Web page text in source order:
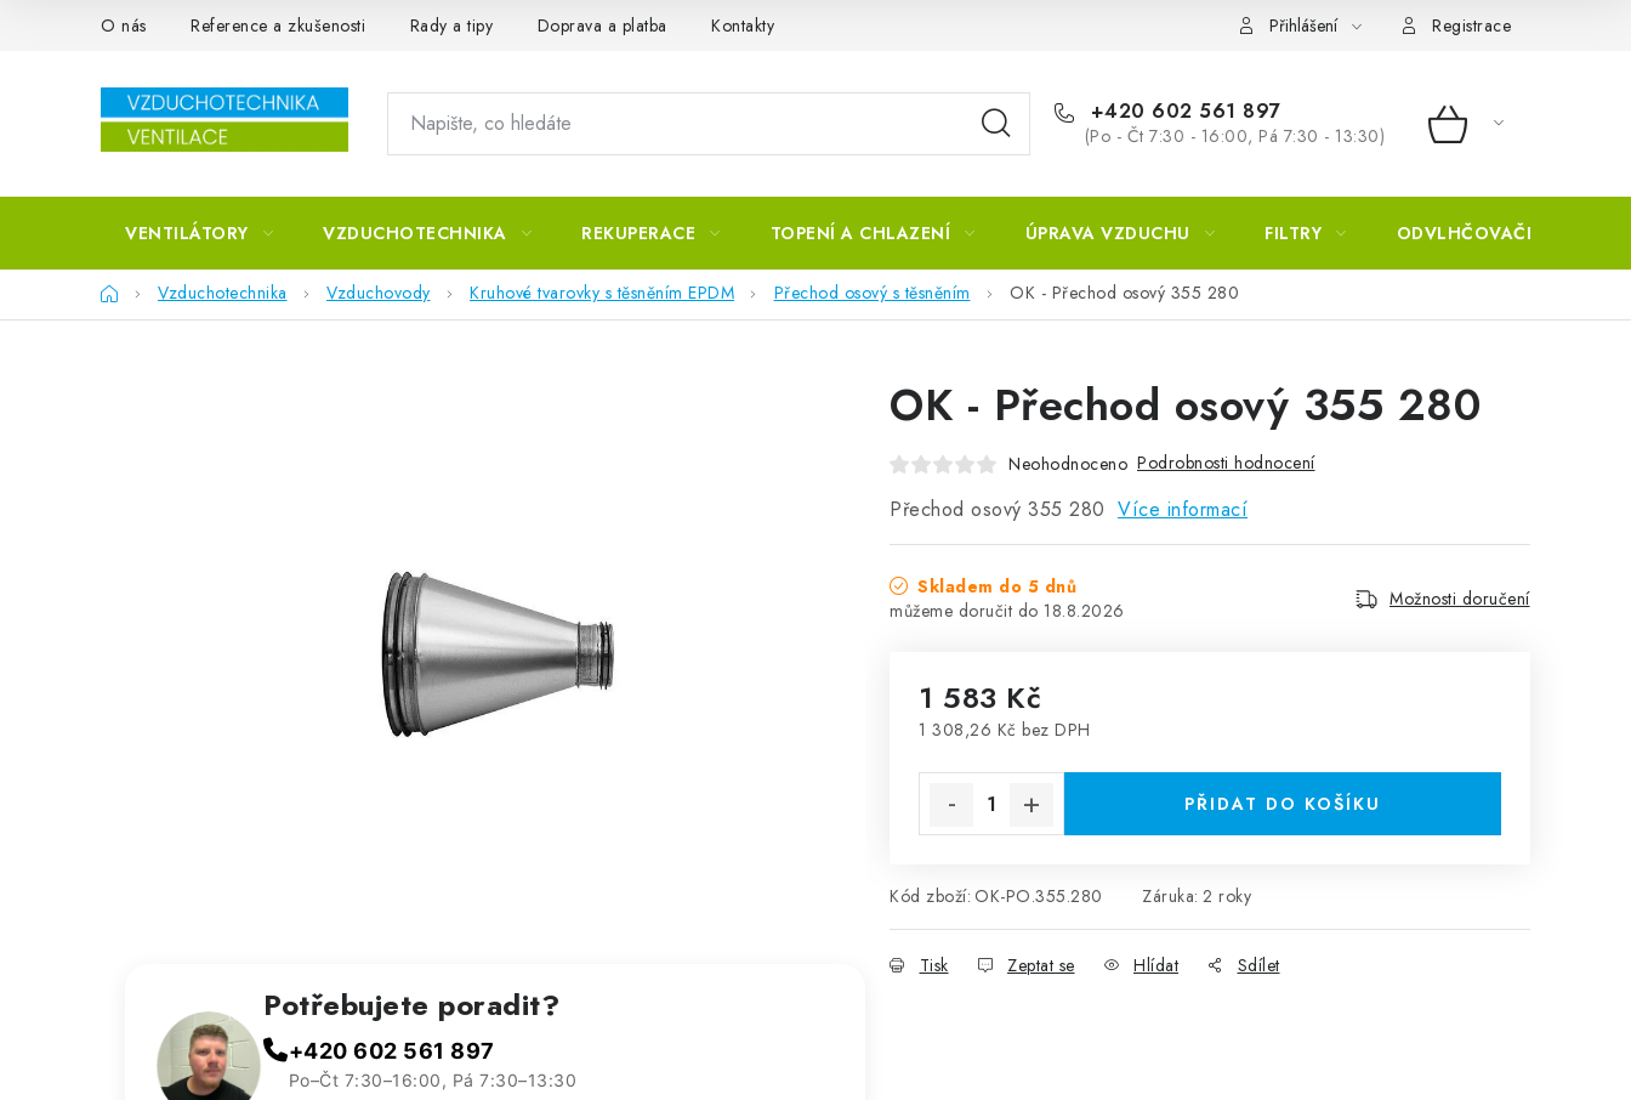
Přejít na obsahO nás Reference a zkušenosti Rady a tipy Doprava a platba Kontakty Přihlášení Registrace
+420 602 561 897
(Po - Čt 7:30 - 16:00, Pá 7:30 - 13:30) NÁKUPNÍ
VENTILÁTORY VZDUCHOTECHNIKA REKUPERACE TOPENÍ A CHLAZENÍ ÚPRAVA VZDUCHU FILTRY ODVLHČOVAČE
DomůVzduchotechnika Vzduchovody Kruhové tvarovky s těsněním EPDM Přechod osový s těsněním OK - Přechod osový 355 280
OK - Přechod osový 355 280
Neohodnoceno Podrobnosti hodnocení
Přechod osový 355 280 Více informací
Skladem do 5 dnů
18.8.2026
Možnosti doručení
1 583 Kč
1 308,26 Kč bez DPH
PŘIDAT DO KOŠÍKU
Kód zboží: OK-PO.355.280 Záruka: 2 roky
Tisk Zeptat se Hlídat Sdílet
Potřebujete poradit?
+420 602 561 897
Po–Čt 7:30–16:00, Pá 7:30–13:30